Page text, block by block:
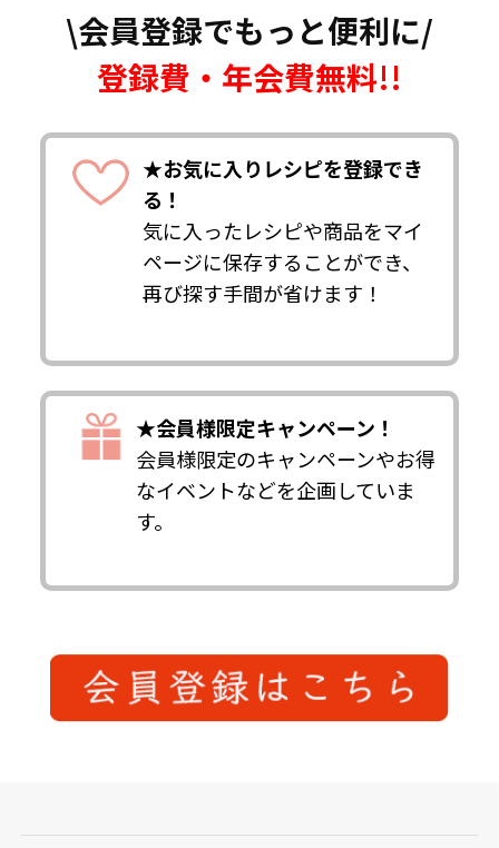
\会員登録でもっと便利に/
登録費・年会費無料!!
★お気に入りレシピを登録でき
る！
気に入ったレシピや商品をマイ
ページに保存することができ、
再び探す手間が省けます！
★会員様限定キャンペーン！
会員様限定のキャンペーンやお得
なイベントなどを企画していま
す。